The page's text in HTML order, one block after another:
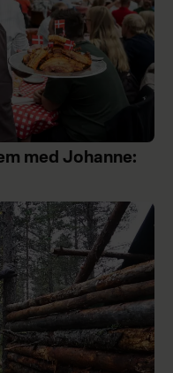
med Johanne: